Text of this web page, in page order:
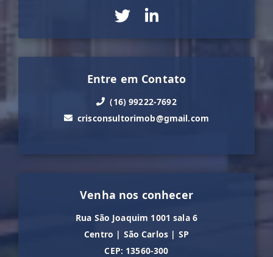
Entre em Contato
(16) 99222-7692
crisconsultorimob@gmail.com
Venha nos conhecer
Rua São Joaquim 1001 sala 6
Centro | São Carlos | SP
CEP: 13560-300